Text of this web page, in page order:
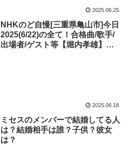
2025.06.25
NHKのど自慢[三重県亀山市]今日
2025(6/22)の全て！合格曲/歌手/
出場者/ゲスト等【堀内孝雄】
2025.06.18
ミセスのメンバーで結婚してる人
は？結婚相手は誰？子供？彼女
は？